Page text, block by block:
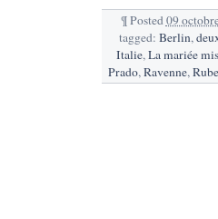
¶Posted09
tagged: Berlin,
Italie,La mariée
Prado,Ravenne,